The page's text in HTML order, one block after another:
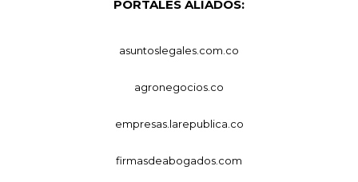
PORTALES ALIADOS:
asuntoslegales.com.co
agronegocios.co
empresas.larepublica.co
firmasdeabogados.com